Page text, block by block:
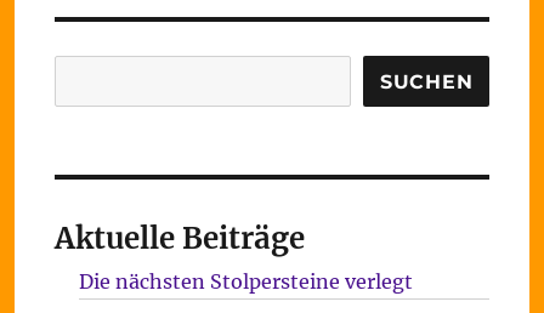
SUCHEN
Aktuelle Beiträge
Die nächsten Stolpersteine verlegt